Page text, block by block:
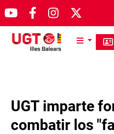
Pasar al contenido principal
UGT imparte
combatir los